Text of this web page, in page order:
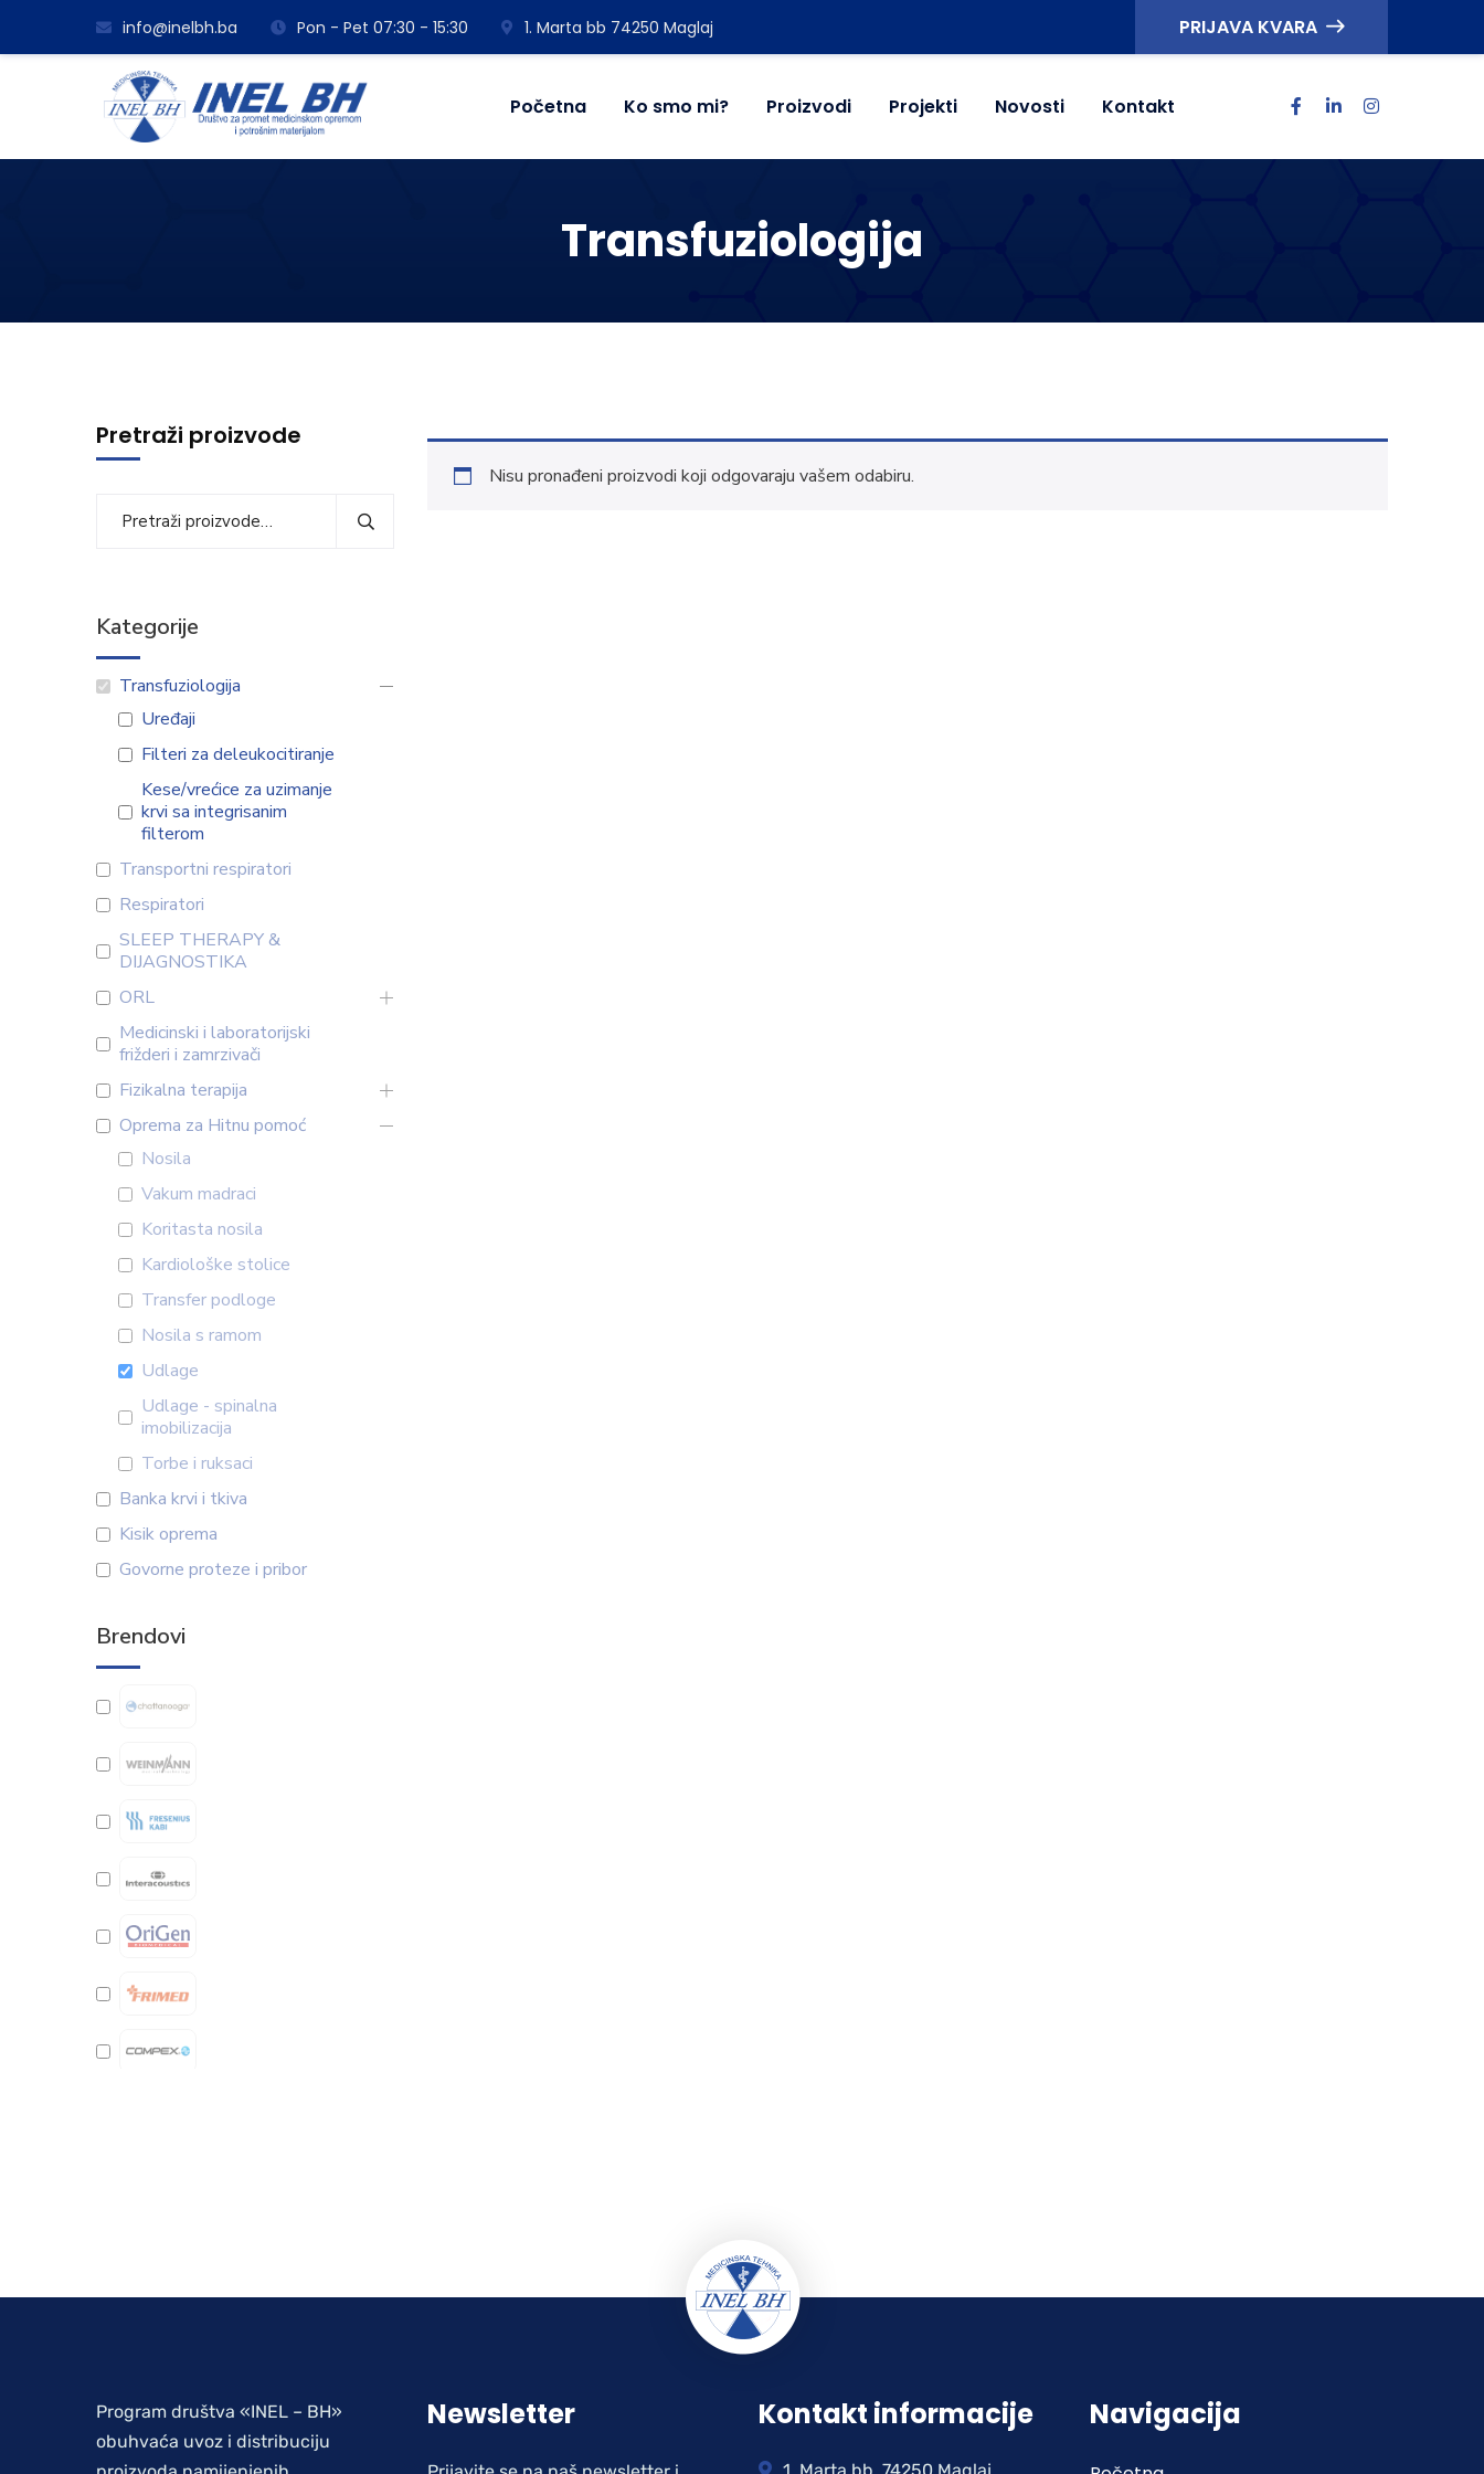
info@inelbh.ba Pon - Pet 07:30 - 15:30 1. Marta bb 74250 Maglaj PRIJAVA KVARA
Početna Ko smo mi? Proizvodi Projekti Novosti Kontakt
Transfuziologija
Nisu pronađeni proizvodi koji odgovaraju vašem odabiru.
Pretraži proizvode
Kategorije
Transfuziologija
Uređaji
Filteri za deleukocitiranje
Kese/vrećice za uzimanje
krvi sa integrisanim
filterom
Transportni respiratori
Respiratori
SLEEP THERAPY &
DIJAGNOSTIKA
ORL
Medicinski i laboratorijski
frižderi i zamrzivači
Fizikalna terapija
Oprema za Hitnu pomoć
Nosila
Vakum madraci
Koritasta nosila
Kardiološke stolice
Transfer podloge
Nosila s ramom
Udlage
Udlage - spinalna
imobilizacija
Torbe i ruksaci
Banka krvi i tkiva
Kisik oprema
Govorne proteze i pribor
Brendovi
Program društva «INEL – BH»
obuhvaća uvoz i distribuciju
Newsletter Kontakt informacije Navigacija